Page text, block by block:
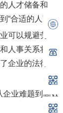
人才储备和
“合适的人”。
可以规避劳
人事关系将
企业的法律